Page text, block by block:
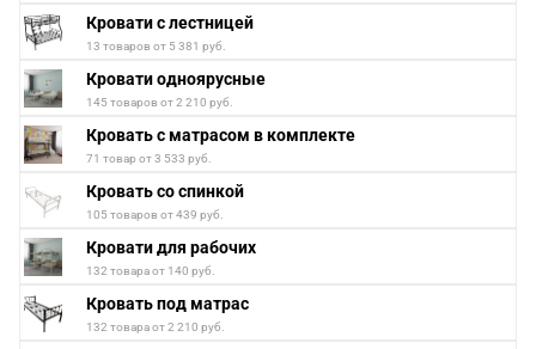
Кровати с лестницей
13 товаров от 5 381 руб.
Кровати одноярусные
145 товаров от 2 210 руб.
Кровать с матрасом в комплекте
71 товар от 3 533 руб.
Кровать со спинкой
105 товаров от 439 руб.
Кровати для рабочих
132 товара от 140 руб.
Кровать под матрас
132 товара от 2 210 руб.